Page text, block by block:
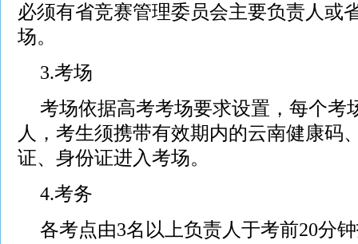
必须有省竞赛管理委员会主要负责人或
场。
3.考场
考场依据高考考场要求设置，每个考
人，考生须携带有效期内的云南健康码
证、身份证进入考场。
4.考务
各考点由3名以上负责人于考前20分